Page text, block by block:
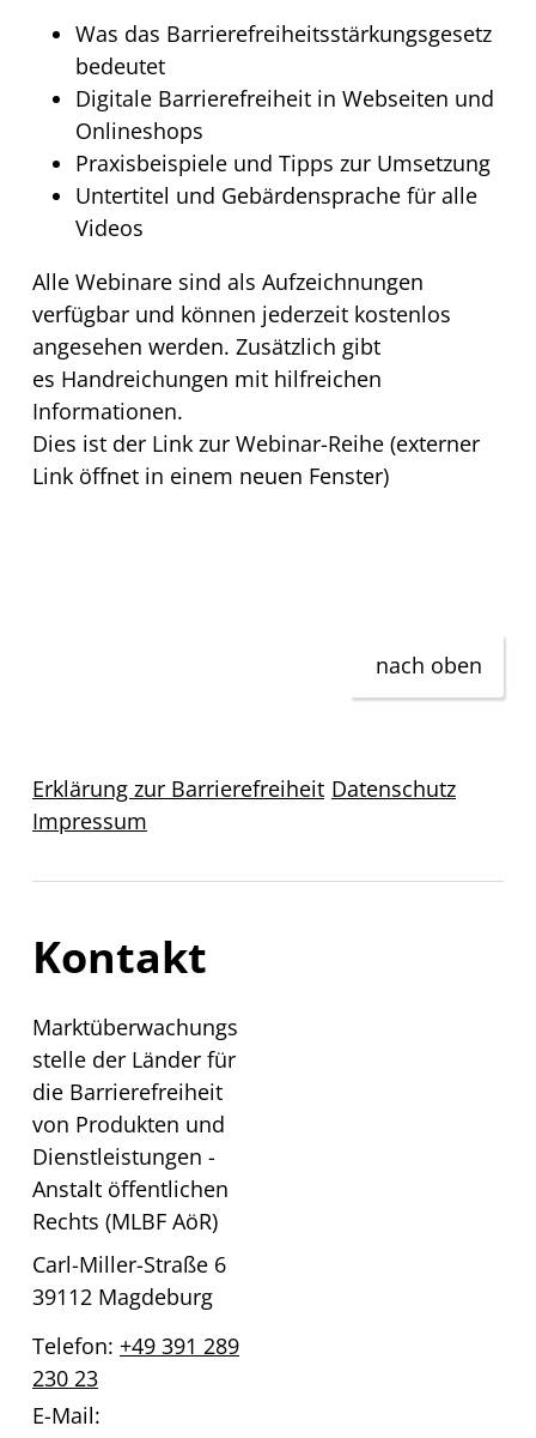
Was das Barrierefreiheitsstärkungsgesetz
bedeutet
Digitale Barrierefreiheit in Webseiten und
Onlineshops
Praxisbeispiele und Tipps zur Umsetzung
Untertitel und Gebärdensprache für alle
Videos
Alle Webinare sind als Aufzeichnungen
verfügbar und können jederzeit kostenlos
angesehen werden. Zusätzlich gibt
es Handreichungen mit hilfreichen
Informationen.
Dies ist der Link zur Webinar-Reihe (externer
Link öffnet in einem neuen Fenster)
nach oben
Erklärung zur Barrierefreiheit Datenschutz
Impressum
Kontakt
Marktüberwachungs
stelle der Länder für
die Barrierefreiheit
von Produkten und
Dienstleistungen -
Anstalt öffentlichen
Rechts (MLBF AöR)
Carl-Miller-Straße 6
39112 Magdeburg
Telefon: +49 391 289
230 23
E-Mail: